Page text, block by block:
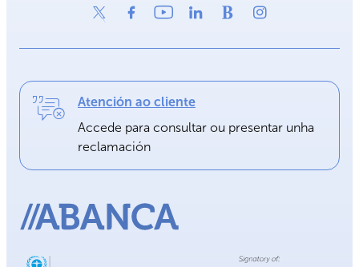
Atención ao cliente
Accede para consultar ou presentar unha
reclamación